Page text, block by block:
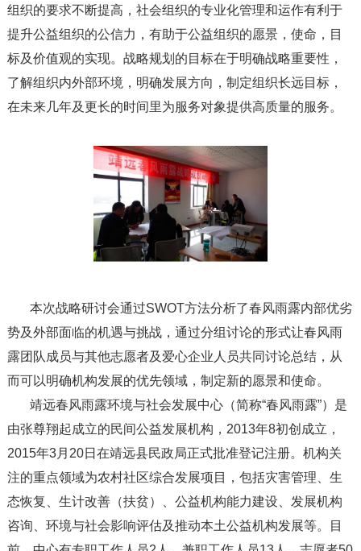
组织的要求不断提高，社会组织的专业化管理和运作有利于
提升公益组织的公信力，有助于公益组织的愿景，使命，目
标及价值观的实现。战略规划的目标在于明确战略重要性，
了解组织内外部环境，明确发展方向，制定组织长远目标，
在未来几年及更长的时间里为服务对象提供高质量的服务。
本次战略研讨会通过SWOT方法分析了春风雨露内部优劣
势及外部面临的机遇与挑战，通过分组讨论的形式让春风雨
露团队成员与其他志愿者及爱心企业人员共同讨论总结，从
而可以明确机构发展的优先领域，制定新的愿景和使命。
靖远春风雨露环境与社会发展中心（简称“春风雨露”）是
由张尊翔起成立的民间公益发展机构，2013年8初创成立，
2015年3月20日在靖远县民政局正式批准登记注册。机构关
注的重点领域为农村社区综合发展项目，包括灾害管理、生
态恢复、生计改善（扶贫）、公益机构能力建设、发展机构
咨询、环境与社会影响评估及推动本土公益机构发展等。
目